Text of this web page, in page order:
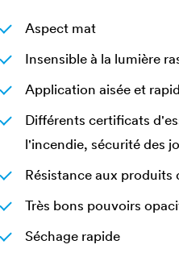
Aspect mat
Insensible à la lumière
Application aisée et
Différents certificats
l'incendie, sécurité des
Résistance aux
Très bons pouvoirs
Séchage rapide